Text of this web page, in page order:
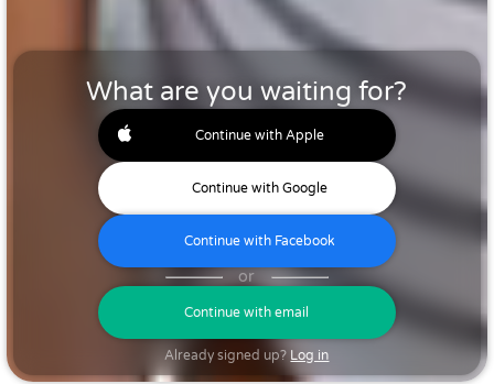
What are you waiting for?
Continue with Apple
Continue with Google
Continue with Facebook
or
Continue with email
Already signed up? Log in